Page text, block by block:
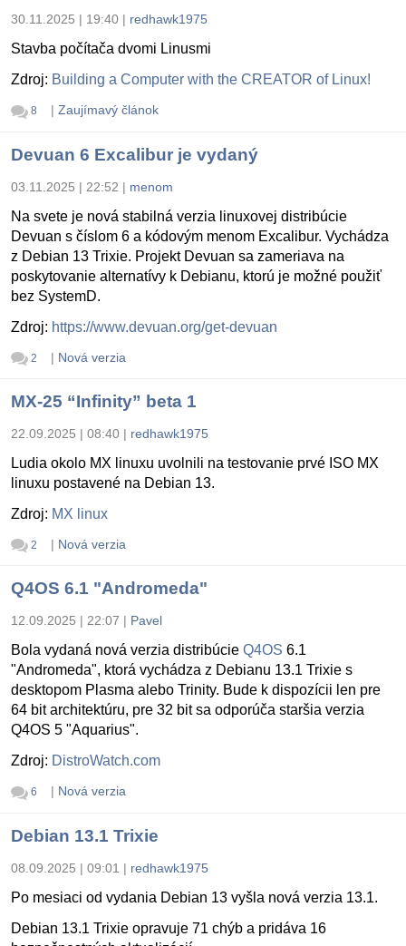
30.11.2025 | 19:40 | redhawk1975
Stavba počítača dvomi Linusmi
Zdroj: Building a Computer with the CREATOR of Linux!
8 | Zaujímavý článok
Devuan 6 Excalibur je vydaný
03.11.2025 | 22:52 | menom
Na svete je nová stabilná verzia linuxovej distribúcie
Devuan s číslom 6 a kódovým menom Excalibur. Vychádza
z Debian 13 Trixie. Projekt Devuan sa zameriava na
poskytovanie alternatívy k Debianu, ktorú je možné použiť
bez SystemD.
Zdroj: https://www.devuan.org/get-devuan
2 | Nová verzia
MX-25 “Infinity” beta 1
22.09.2025 | 08:40 | redhawk1975
Ludia okolo MX linuxu uvolnili na testovanie prvé ISO MX
linuxu postavené na Debian 13.
Zdroj: MX linux
2 | Nová verzia
Q4OS 6.1 "Andromeda"
12.09.2025 | 22:07 | Pavel
Bola vydaná nová verzia distribúcie Q4OS 6.1
"Andromeda", ktorá vychádza z Debianu 13.1 Trixie s
desktopom Plasma alebo Trinity. Bude k dispozícii len pre
64 bit architektúru, pre 32 bit sa odporúča staršia verzia
Q4OS 5 "Aquarius".
Zdroj: DistroWatch.com
6 | Nová verzia
Debian 13.1 Trixie
08.09.2025 | 09:01 | redhawk1975
Po mesiaci od vydania Debian 13 vyšla nová verzia 13.1.
Debian 13.1 Trixie opravuje 71 chýb a pridáva 16